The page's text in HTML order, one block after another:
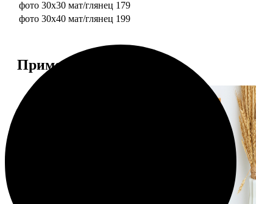
фото 30х30 мат/глянец 179
фото 30х40 мат/глянец 199
Примеры работ